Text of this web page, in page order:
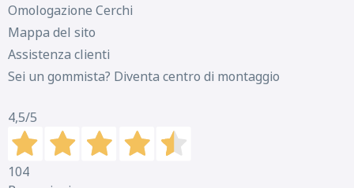
Omologazione Cerchi
Mappa del sito
Assistenza clienti
Sei un gommista? Diventa centro di montaggio
4,5/5
104